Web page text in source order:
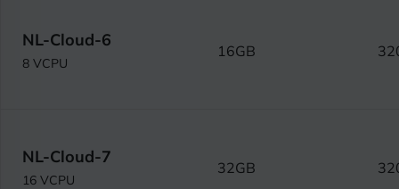
NL-Cloud-6
8 VCPU
16GB
NL-Cloud-7
16 VCPU
32GB